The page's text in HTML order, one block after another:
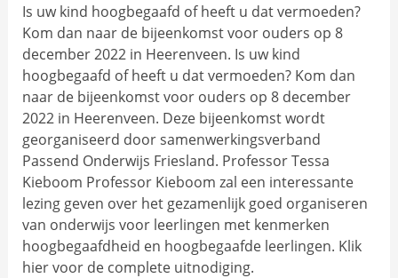
Is uw kind hoogbegaafd of heeft u dat vermoeden?
Kom dan naar de bijeenkomst voor ouders op 8
december 2022 in Heerenveen. Is uw kind
hoogbegaafd of heeft u dat vermoeden? Kom dan
naar de bijeenkomst voor ouders op 8 december
2022 in Heerenveen. Deze bijeenkomst wordt
georganiseerd door samenwerkingsverband
Passend Onderwijs Friesland. Professor Tessa
Kieboom Professor Kieboom zal een interessante
lezing geven over het gezamenlijk goed organiseren
van onderwijs voor leerlingen met kenmerken
hoogbegaafdheid en hoogbegaafde leerlingen. Klik
hier voor de complete uitnodiging.